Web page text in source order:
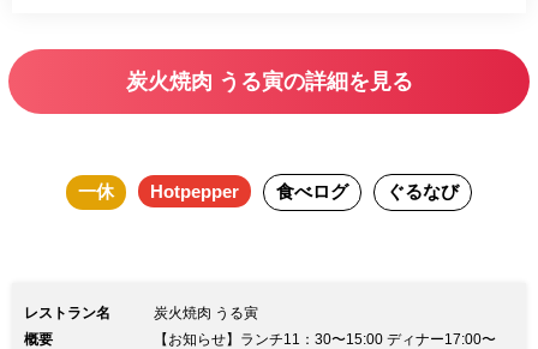
っぱり！炙り焼き 2 種盛りなど豊富なお
食事メニューをお楽しみください。
は、最高ランクA5黒毛和牛の中で発生率
提供！きめが細かく差し込んだ脂が口の
炭火焼肉 うる寅の詳細を見る
一休 Hotpepper 食べログ ぐるなび
レストラン名
炭火焼肉 うる寅
概要
【お知らせ】ランチ11：30〜15:00 ディナー17:00〜